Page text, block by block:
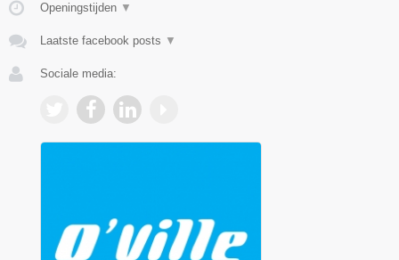
Openingstijden ▼
Laatste facebook posts ▼
Sociale media: